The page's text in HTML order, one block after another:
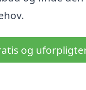
og